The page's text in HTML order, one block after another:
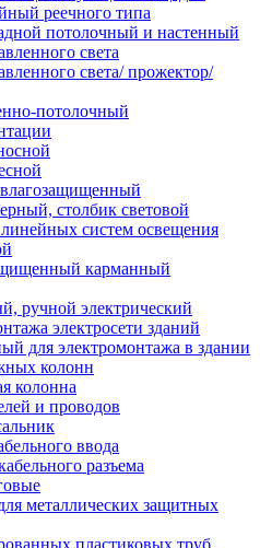
реечного типа
потолочный и настенный
света
света/ прожектор/
потолочный
столбик световой
систем освещения
карманный
ручной электрический
электросети зданий
для электромонтажа в здании
колонн
колонна
и проводов
ввода
разъема
металлических защитных
пластиковых труб